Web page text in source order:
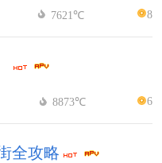
7621℃ 8
8873℃ 6
全攻略